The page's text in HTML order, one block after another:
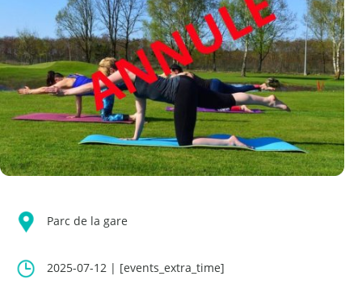
Parc de la gare
2025-07-12 | [events_extra_time]